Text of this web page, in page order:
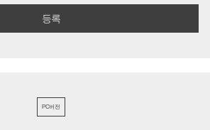
PC버전